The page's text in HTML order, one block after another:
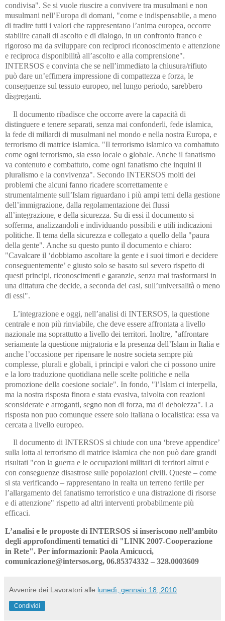
condivisa". Se si vuole riuscire a convivere tra musulmani e non
musulmani nell’Europa di domani, "come e indispensabile, a meno
di tradire tutti i valori che rappresentano l’anima europea, occorre
stabilire canali di ascolto e di dialogo, in un confronto franco e
rigoroso ma da sviluppare con reciproci riconoscimento e attenzione
e reciproca disponibilità all’ascolto e alla comprensione".
INTERSOS e convinta che se nell’immediato la chiusura/rifiuto
può dare un’effimera impressione di compattezza e forza, le
conseguenze sul tessuto europeo, nel lungo periodo, sarebbero
disgreganti.
Il documento ribadisce che occorre avere la capacità di
distinguere e tenere separati, senza mai confonderli, fede islamica,
la fede di miliardi di musulmani nel mondo e nella nostra Europa, e
terrorismo di matrice islamica. "Il terrorismo islamico va combattuto
come ogni terrorismo, sia esso locale o globale. Anche il fanatismo
va contenuto e combattuto, come ogni fanatismo che inquini il
pluralismo e la convivenza". Secondo INTERSOS molti dei
problemi che alcuni fanno ricadere scorrettamente e
strumentalmente sull’Islam riguardano i più ampi temi della gestione
dell’immigrazione, dalla regolamentazione dei flussi
all’integrazione, e della sicurezza. Su di essi il documento si
sofferma, analizzandoli e individuando possibili e utili indicazioni
politiche. Il tema della sicurezza e collegato a quello della "paura
della gente". Anche su questo punto il documento e chiaro:
"Cavalcare il ‘dobbiamo ascoltare la gente e i suoi timori e decidere
conseguentemente’ e giusto solo se basato sul severo rispetto di
questi principi, riconoscimenti e garanzie, senza mai trasformarsi in
una dittatura che decide, a seconda dei casi, sull’universalità o meno
di essi".
L’integrazione e oggi, nell’analisi di INTERSOS, la questione
centrale e non più rinviabile, che deve essere affrontata a livello
nazionale ma soprattutto a livello dei territori. Inoltre, "affrontare
seriamente la questione migratoria e la presenza dell’Islam in Italia e
anche l’occasione per ripensare le nostre societa sempre più
complesse, plurali e globali, i principi e valori che ci possono unire
e la loro traduzione quotidiana nelle scelte politiche e nella
promozione della coesione sociale". In fondo, "l’Islam ci interpella,
ma la nostra risposta finora e stata evasiva, talvolta con reazioni
sconsiderate e arroganti, segno non di forza, ma di debolezza". La
risposta non puo comunque essere solo italiana o localistica: essa va
cercata a livello europeo.
Il documento di INTERSOS si chiude con una ‘breve appendice’
sulla lotta al terrorismo di matrice islamica che non può dare grandi
risultati "con la guerra e le occupazioni militari di territori altrui e
con conseguenze disastrose sulle popolazioni civili. Queste – come
si sta verificando – rappresentano in realta un terreno fertile per
l’allargamento del fanatismo terroristico e una distrazione di risorse
e di attenzione" rispetto ad altri interventi probabilmente più
efficaci.
L’analisi e le proposte di INTERSOS si inseriscono nell’ambito
degli approfondimenti tematici di "LINK 2007-Cooperazione
in Rete". Per informazioni: Paola Amicucci,
comunicazione@intersos.org, 06.85374332 – 328.0003609
Avvenire dei Lavoratori alle lunedì, gennaio 18, 2010
Condividi